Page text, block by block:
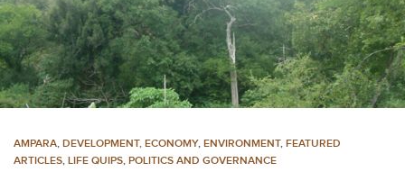
c
o
n
t
e
AMPARA, DEVELOPMENT, ECONOMY, ENVIRONMENT, FEATURED
ARTICLES, LIFE QUIPS, POLITICS AND GOVERNANCE